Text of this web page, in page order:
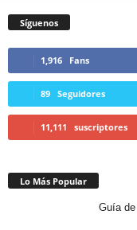
Síguenos
1,916 Fans
89 Seguidores
11,111 suscriptores
Lo Más Popular
Guía